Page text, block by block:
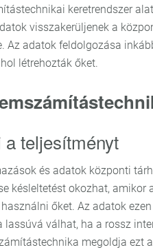
keretrendszer
visszakerüljenek a
Az adatok feldolgozása
létrehozták őket.
a teljesítményt
és adatok központi
késleltetést okozhat, amikor
őket. Az adatok
lassúvá válhat, ha a rossz
megoldja ezt